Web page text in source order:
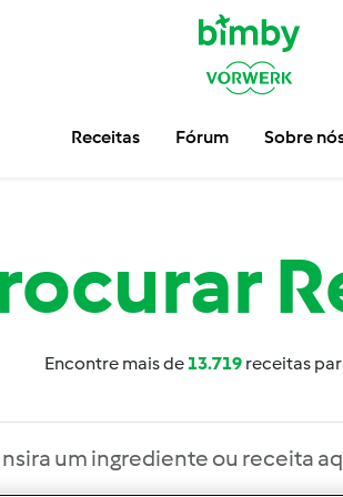
Receitas Fórum Sobre
Encontre mais de13.719 receitas